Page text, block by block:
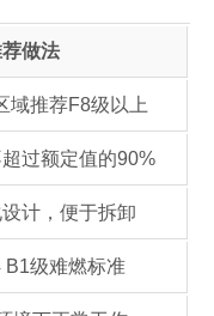
做法
域推荐F8级以上
过额定值的90%
计，便于拆卸
B1级难燃标准